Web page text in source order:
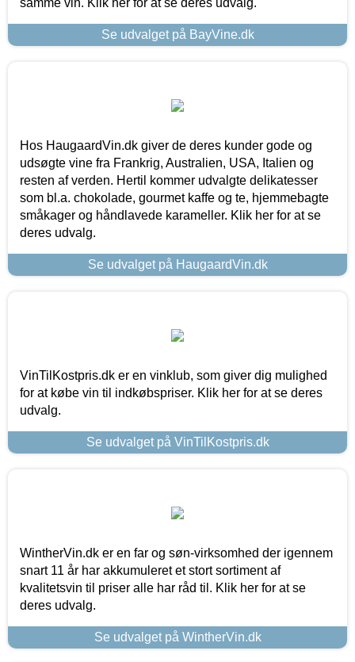
Se udvalget på BayVine.dk
Hos HaugaardVin.dk giver de deres kunder gode og
udsøgte vine fra Frankrig, Australien, USA, Italien og
resten af verden. Hertil kommer udvalgte delikatesser
som bl.a. chokolade, gourmet kaffe og te, hjemmebagte
småkager og håndlavede karameller. Klik her for at se
deres udvalg.
Se udvalget på HaugaardVin.dk
VinTilKostpris.dk er en vinklub, som giver dig mulighed
for at købe vin til indkøbspriser. Klik her for at se deres
udvalg.
Se udvalget på VinTilKostpris.dk
WintherVin.dk er en far og søn-virksomhed der igennem
snart 11 år har akkumuleret et stort sortiment af
kvalitetsvin til priser alle har råd til. Klik her for at se
deres udvalg.
Se udvalget på WintherVin.dk